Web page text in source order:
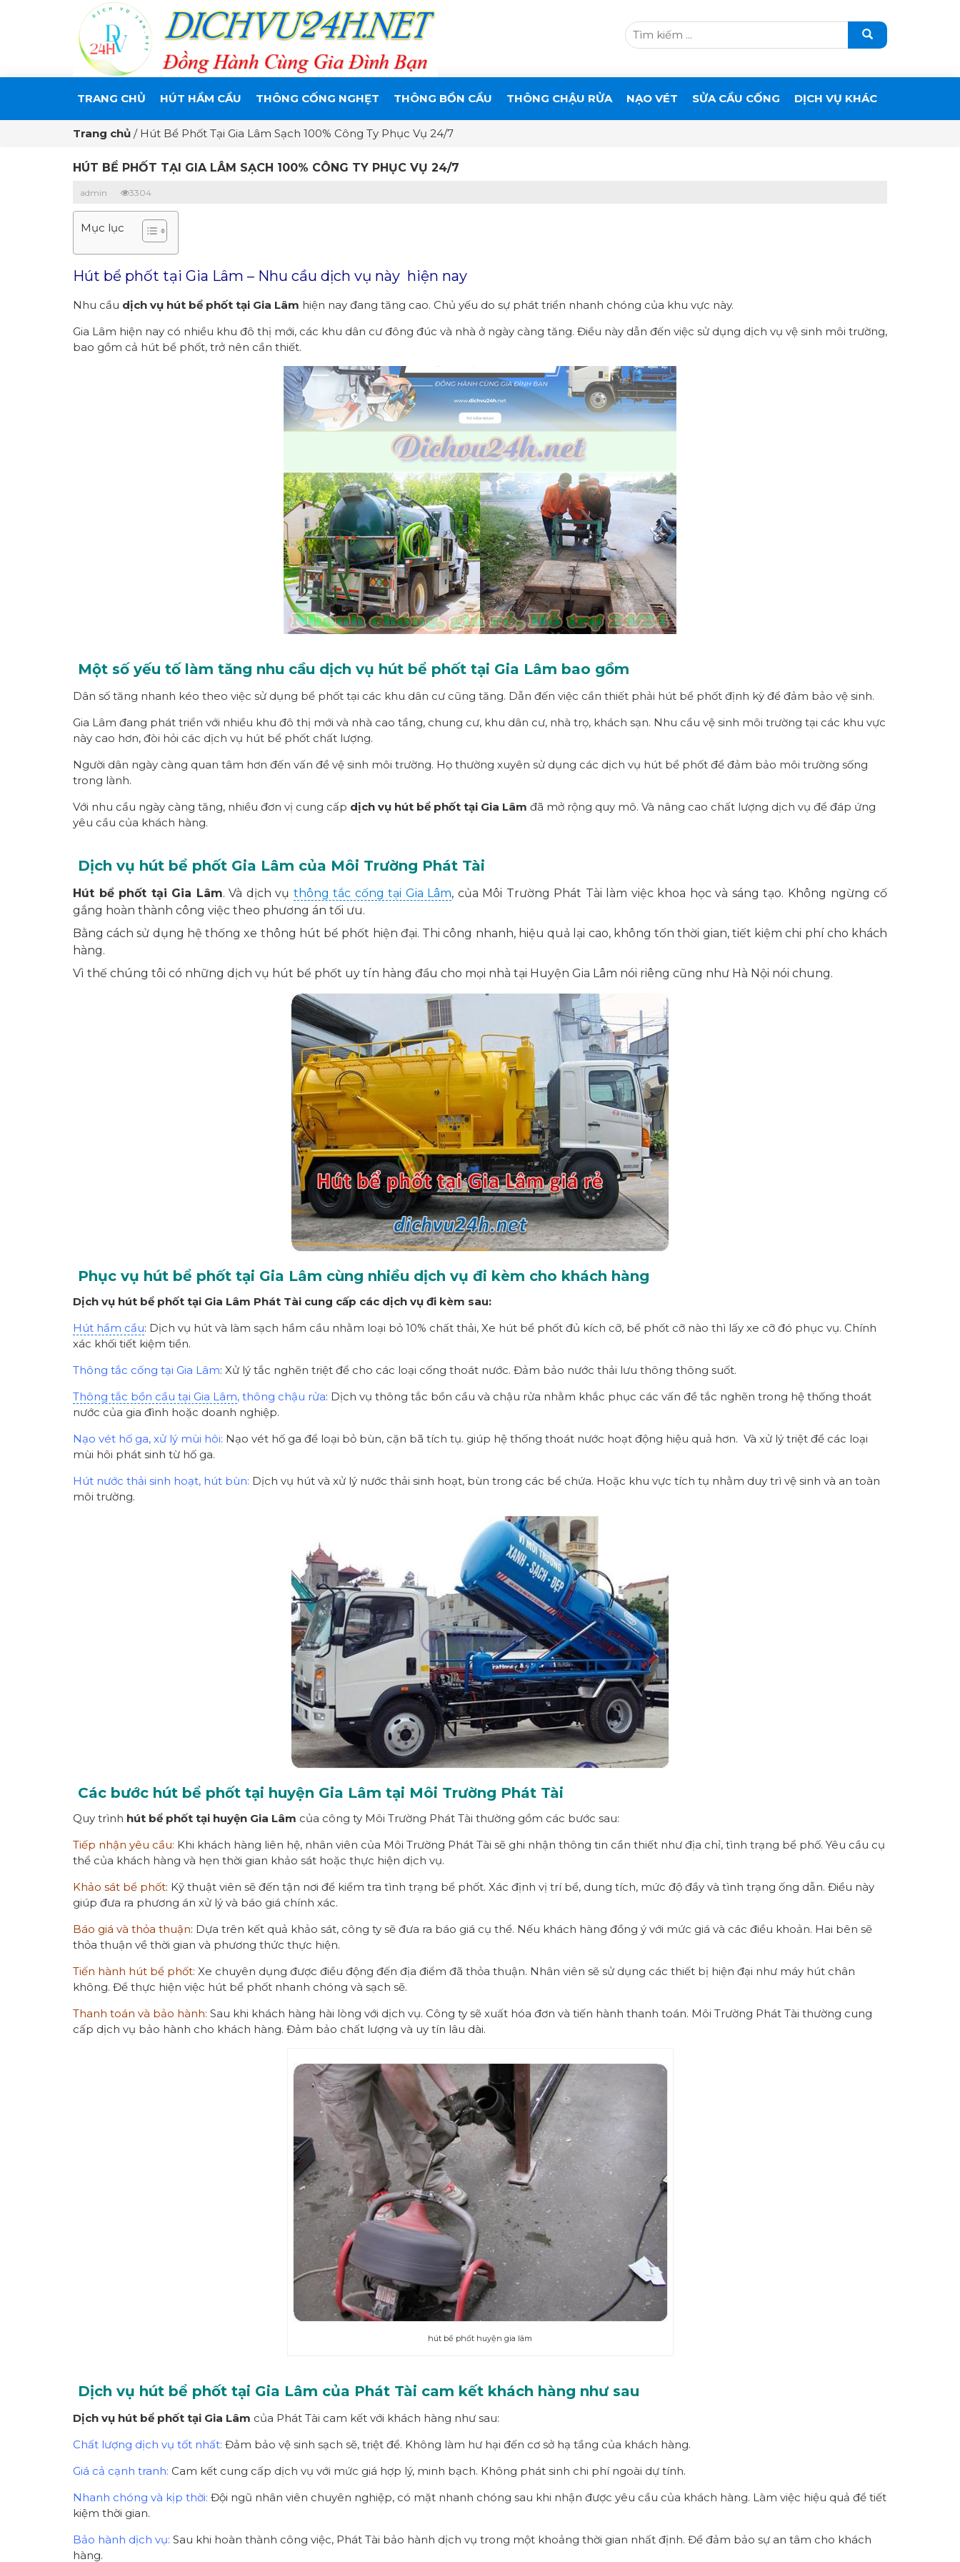
TRANG CHỦ HÚT HẦM CẦU THÔNG CỐNG NGHẸT THÔNG BỒN CẦU THÔNG CHẬU RỬA NẠO VÉT SỬA CẦU CỐNG DỊCH VỤ KHÁC
Trang chủ / Hút Bể Phốt Tại Gia Lâm Sạch 100% Công Ty Phục Vụ 24/7
HÚT BỂ PHỐT TẠI GIA LÂM SẠCH 100% CÔNG TY PHỤC VỤ 24/7
admin 3304
Mục lục
Hút bể phốt tại Gia Lâm – Nhu cầu dịch vụ này hiện nay
Nhu cầu dịch vụ hút bể phốt tại Gia Lâm hiện nay đang tăng cao. Chủ yếu do sự phát triển nhanh chóng của khu vực này.
Gia Lâm hiện nay có nhiều khu đô thị mới, các khu dân cư đông đúc và nhà ở ngày càng tăng. Điều này dẫn đến việc sử dụng dịch vụ vệ sinh môi trường,
bao gồm cả hút bể phốt, trở nên cần thiết.
Một số yếu tố làm tăng nhu cầu dịch vụ hút bể phốt tại Gia Lâm bao gồm
Dân số tăng nhanh kéo theo việc sử dụng bể phốt tại các khu dân cư cũng tăng. Dẫn đến việc cần thiết phải hút bể phốt định kỳ để đảm bảo vệ sinh.
Gia Lâm đang phát triển với nhiều khu đô thị mới và nhà cao tầng, chung cư, khu dân cư, nhà trọ, khách sạn. Nhu cầu vệ sinh môi trường tại các khu vực
này cao hơn, đòi hỏi các dịch vụ hút bể phốt chất lượng.
Người dân ngày càng quan tâm hơn đến vấn đề vệ sinh môi trường. Họ thường xuyên sử dụng các dịch vụ hút bể phốt để đảm bảo môi trường sống
trong lành.
Với nhu cầu ngày càng tăng, nhiều đơn vị cung cấp dịch vụ hút bể phốt tại Gia Lâm đã mở rộng quy mô. Và nâng cao chất lượng dịch vụ để đáp ứng
yêu cầu của khách hàng.
Dịch vụ hút bể phốt Gia Lâm của Môi Trường Phát Tài
Hút bể phốt tại Gia Lâm. Và dịch vụ thông tắc cống tại Gia Lâm, của Môi Trường Phát Tài làm việc khoa học và sáng tạo. Không ngừng cố
gắng hoàn thành công việc theo phương án tối ưu.
Bằng cách sử dụng hệ thống xe thông hút bể phốt hiện đại. Thi công nhanh, hiệu quả lại cao, không tốn thời gian, tiết kiệm chi phí cho khách
hàng.
Vì thế chúng tôi có những dịch vụ hút bể phốt uy tín hàng đầu cho mọi nhà tại Huyện Gia Lâm nói riêng cũng như Hà Nội nói chung.
Phục vụ hút bể phốt tại Gia Lâm cùng nhiều dịch vụ đi kèm cho khách hàng
Dịch vụ hút bể phốt tại Gia Lâm Phát Tài cung cấp các dịch vụ đi kèm sau:
Hút hầm cầu: Dịch vụ hút và làm sạch hầm cầu nhằm loại bỏ 10% chất thải, Xe hút bể phốt đủ kích cỡ, bể phốt cỡ nào thì lấy xe cỡ đó phục vụ. Chính
xác khối tiết kiệm tiền.
Thông tắc cống tại Gia Lâm: Xử lý tắc nghẽn triệt để cho các loại cống thoát nước. Đảm bảo nước thải lưu thông thông suốt.
Thông tắc bồn cầu tại Gia Lâm, thông chậu rửa: Dịch vụ thông tắc bồn cầu và chậu rửa nhằm khắc phục các vấn đề tắc nghẽn trong hệ thống thoát
nước của gia đình hoặc doanh nghiệp.
Nạo vét hố ga, xử lý mùi hôi: Nạo vét hố ga để loại bỏ bùn, cặn bã tích tụ. giúp hệ thống thoát nước hoạt động hiệu quả hơn. Và xử lý triệt để các loại
mùi hôi phát sinh từ hố ga.
Hút nước thải sinh hoạt, hút bùn: Dịch vụ hút và xử lý nước thải sinh hoạt, bùn trong các bể chứa. Hoặc khu vực tích tụ nhằm duy trì vệ sinh và an toàn
môi trường.
Các bước hút bể phốt tại huyện Gia Lâm tại Môi Trường Phát Tài
Quy trình hút bể phốt tại huyện Gia Lâm của công ty Môi Trường Phát Tài thường gồm các bước sau:
Tiếp nhận yêu cầu: Khi khách hàng liên hệ, nhân viên của Môi Trường Phát Tài sẽ ghi nhận thông tin cần thiết như địa chỉ, tình trạng bể phố. Yêu cầu cụ
thể của khách hàng và hẹn thời gian khảo sát hoặc thực hiện dịch vụ.
Khảo sát bể phốt: Kỹ thuật viên sẽ đến tận nơi để kiểm tra tình trạng bể phốt. Xác định vị trí bể, dung tích, mức độ đầy và tình trạng ống dẫn. Điều này
giúp đưa ra phương án xử lý và báo giá chính xác.
Báo giá và thỏa thuận: Dựa trên kết quả khảo sát, công ty sẽ đưa ra báo giá cụ thể. Nếu khách hàng đồng ý với mức giá và các điều khoản. Hai bên sẽ
thỏa thuận về thời gian và phương thức thực hiện.
Tiến hành hút bể phốt: Xe chuyên dụng được điều động đến địa điểm đã thỏa thuận. Nhân viên sẽ sử dụng các thiết bị hiện đại như máy hút chân
không. Để thực hiện việc hút bể phốt nhanh chóng và sạch sẽ.
Thanh toán và bảo hành: Sau khi khách hàng hài lòng với dịch vụ. Công ty sẽ xuất hóa đơn và tiến hành thanh toán. Môi Trường Phát Tài thường cung
cấp dịch vụ bảo hành cho khách hàng. Đảm bảo chất lượng và uy tín lâu dài.
hút bể phốt huyện gia lâm
Dịch vụ hút bể phốt tại Gia Lâm của Phát Tài cam kết khách hàng như sau
Dịch vụ hút bể phốt tại Gia Lâm của Phát Tài cam kết với khách hàng như sau:
Chất lượng dịch vụ tốt nhất: Đảm bảo vệ sinh sạch sẽ, triệt để. Không làm hư hại đến cơ sở hạ tầng của khách hàng.
Giá cả cạnh tranh: Cam kết cung cấp dịch vụ với mức giá hợp lý, minh bạch. Không phát sinh chi phí ngoài dự tính.
Nhanh chóng và kịp thời: Đội ngũ nhân viên chuyên nghiệp, có mặt nhanh chóng sau khi nhận được yêu cầu của khách hàng. Làm việc hiệu quả để tiết
kiệm thời gian.
Bảo hành dịch vụ: Sau khi hoàn thành công việc, Phát Tài bảo hành dịch vụ trong một khoảng thời gian nhất định. Để đảm bảo sự an tâm cho khách
hàng.